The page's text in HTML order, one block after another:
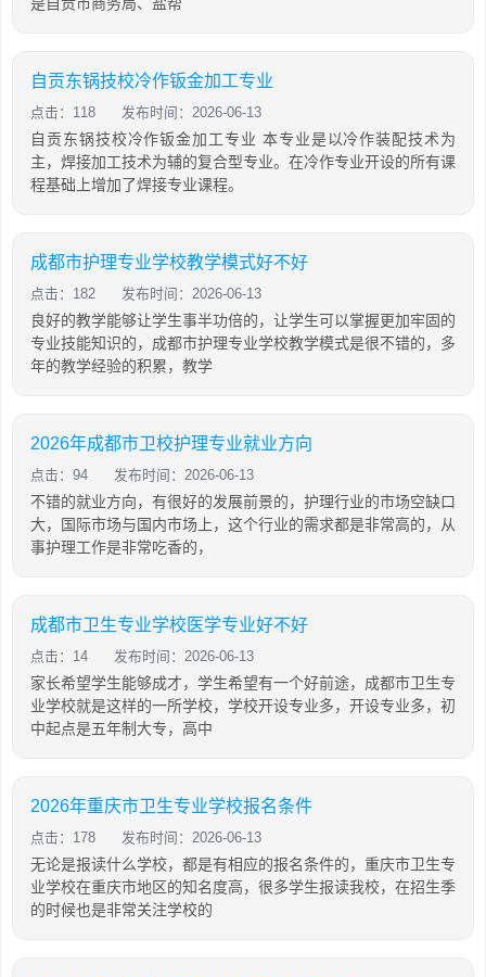
自贡东锅技校冷作钣金加工专业
点击：118 发布时间：2026-06-13
自贡东锅技校冷作钣金加工专业 本专业是以冷作装配技术为
主，焊接加工技术为辅的复合型专业。在冷作专业开设的所有课
程基础上增加了焊接专业课程。
成都市护理专业学校教学模式好不好
点击：182 发布时间：2026-06-13
良好的教学能够让学生事半功倍的，让学生可以掌握更加牢固的
专业技能知识的，成都市护理专业学校教学模式是很不错的，多
年的教学经验的积累，教学
2026年成都市卫校护理专业就业方向
点击：94 发布时间：2026-06-13
不错的就业方向，有很好的发展前景的，护理行业的市场空缺口
大，国际市场与国内市场上，这个行业的需求都是非常高的，从
事护理工作是非常吃香的，
成都市卫生专业学校医学专业好不好
点击：14 发布时间：2026-06-13
家长希望学生能够成才，学生希望有一个好前途，成都市卫生专
业学校就是这样的一所学校，学校开设专业多，开设专业多，初
中起点是五年制大专，高中
2026年重庆市卫生专业学校报名条件
点击：178 发布时间：2026-06-13
无论是报读什么学校，都是有相应的报名条件的，重庆市卫生专
业学校在重庆市地区的知名度高，很多学生报读我校，在招生季
的时候也是非常关注学校的